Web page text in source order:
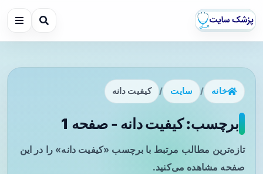
خانه / سایت / کیفیت دانه
برچسب: کیفیت دانه - صفحه 1
تازه‌ترین مطالب مرتبط با برچسب «کیفیت دانه» را در این
صفحه مشاهده می‌کنید.